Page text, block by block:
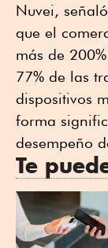
Nuvei,
que el
más de
77% de las
dispositivos
forma
desempeño
Te